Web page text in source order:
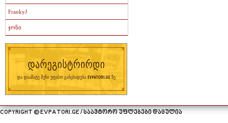
FrankyJ
ჯონი
COPYRIGHT © EVPATORI.GE / საავტორო უფლებები დაცულია